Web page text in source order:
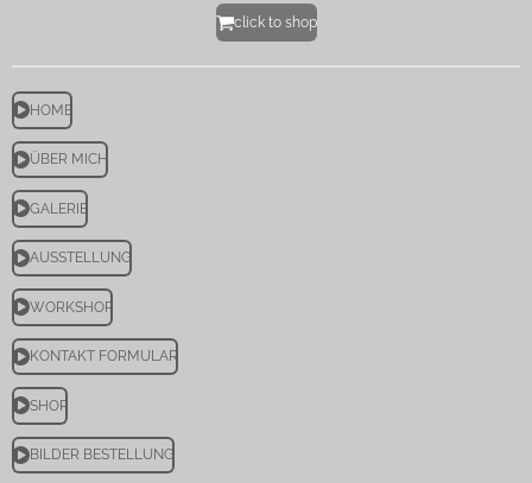
click to shop
HOME
ÜBER MICH
GALERIE
AUSSTELLUNG
WORKSHOP
KONTAKT FORMULAR
SHOP
BILDER BESTELLUNG